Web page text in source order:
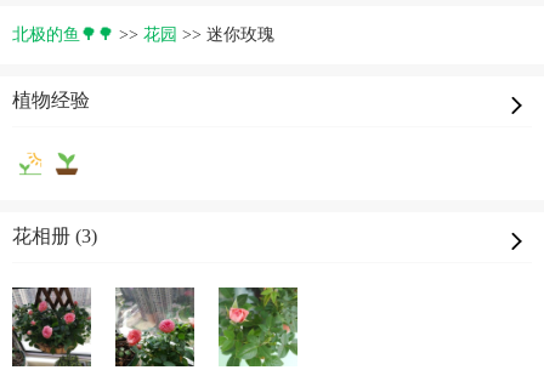
北极的鱼🌳🌳 >> 花园 >> 迷你玫瑰
植物经验
花相册 (3)